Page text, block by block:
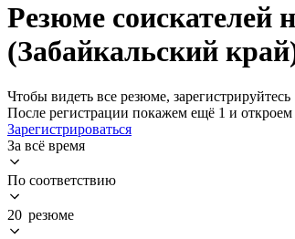
Резюме соискателей
(Забайкальский
Чтобы видеть все резюме, зарегистрируйтесь
После регистрации покажем ещё 1 и
Зарегистрироваться
За всё время
По соответствию
20 резюме